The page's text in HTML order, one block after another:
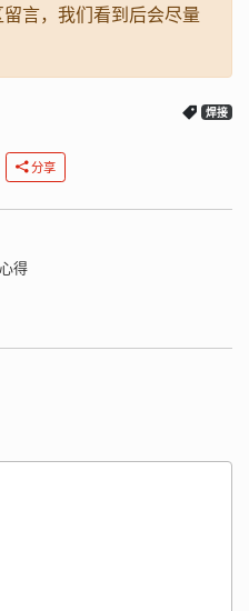
言，我们看到后会尽量
焊接
分享
得